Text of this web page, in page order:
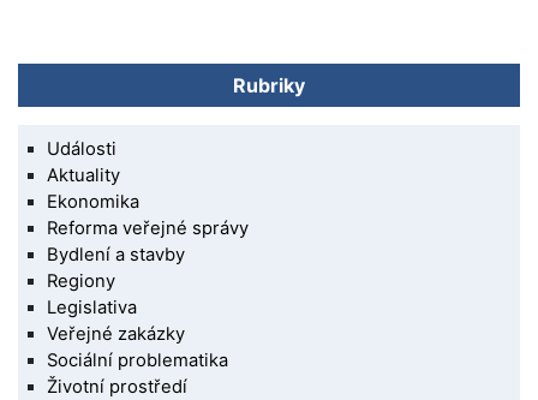
Rubriky
Události
Aktuality
Ekonomika
Reforma veřejné správy
Bydlení a stavby
Regiony
Legislativa
Veřejné zakázky
Sociální problematika
Životní prostředí